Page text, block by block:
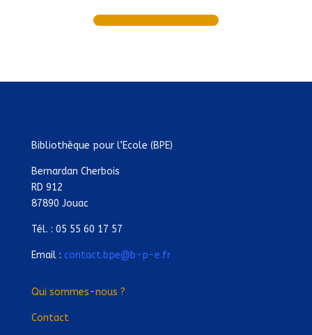
Bibliothèque pour l’Ecole (BPE)
Bernardan Cherbois
RD 912
87890 Jouac
Tél. : 05 55 60 17 57
Email : contact.bpe@b-p-e.fr
Qui sommes-nous ?
Contact